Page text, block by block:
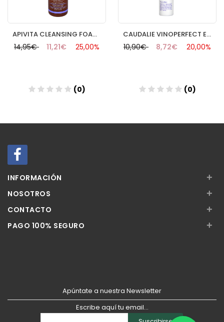
APIVITA CLEANSING FOAM FACE&EYES 200ML
14,95€ 11,21€ 25,00%
(0)
CAUDALIE VINOPERFECT ESPUMA MICROPEELING 50 ML
10,90€ 8,72€ 20,00%
(0)
INFORMACIÓN +
NOSOTROS +
CONTACTO +
PAGO 100% SEGURO +
Apúntate a nuestra Newsletter
Escribe aquí tu email...